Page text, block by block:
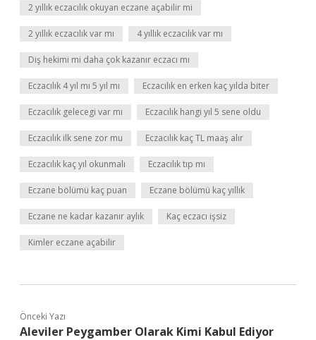
2 yıllık eczacılık okuyan eczane açabilir mi
2 yıllık eczacılık var mı 4 yıllık eczacılık var mı
Diş hekimi mi daha çok kazanır eczacı mı
Eczacılık 4 yıl mı 5 yıl mı Eczacılık en erken kaç yılda biter
Eczacılık gelecegi var mı Eczacılık hangi yıl 5 sene oldu
Eczacılık ilk sene zor mu Eczacılık kaç TL maaş alır
Eczacılık kaç yıl okunmalı Eczacılık tıp mı
Eczane bölümü kaç puan Eczane bölümü kaç yıllık
Eczane ne kadar kazanır aylık Kaç eczacı işsiz
Kimler eczane açabilir
Önceki Yazı
Aleviler Peygamber Olarak Kimi Kabul Ediyor